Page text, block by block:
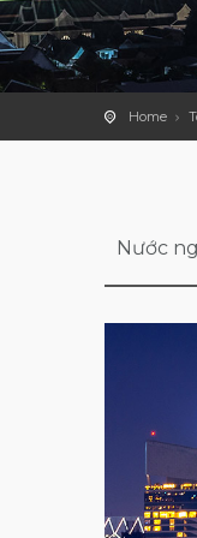
Home
Nước